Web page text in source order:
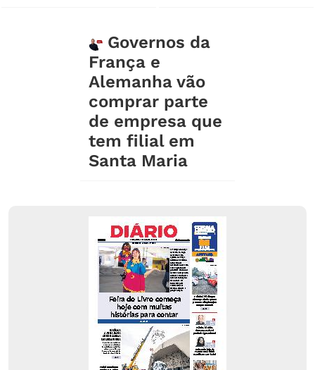
Governos da
França e
Alemanha vão
comprar parte
de empresa que
tem filial em
Santa Maria